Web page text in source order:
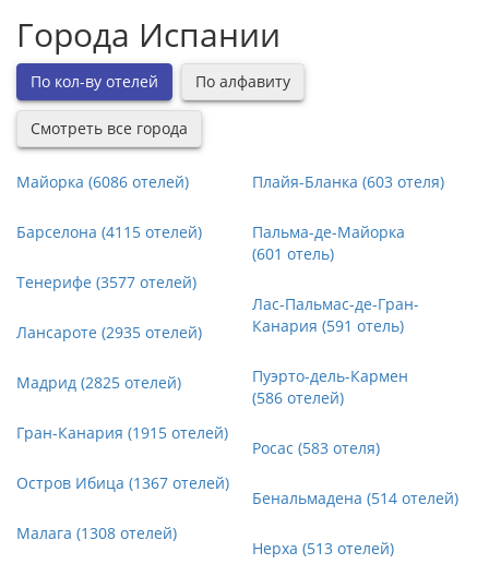
Города Испании
По кол-ву отелей По алфавиту
Смотреть все города
Майорка (6086 отелей)
Барселона (4115 отелей)
Тенерифе (3577 отелей)
Лансароте (2935 отелей)
Мадрид (2825 отелей)
Гран-Канария (1915 отелей)
Остров Ибица (1367 отелей)
Малага (1308 отелей)
Плайя-Бланка (603 отеля)
Пальма-де-Майорка
(601 отель)
Лас-Пальмас-де-Гран-
Канария (591 отель)
Пуэрто-дель-Кармен
(586 отелей)
Росас (583 отеля)
Бенальмадена (514 отелей)
Нерха (513 отелей)